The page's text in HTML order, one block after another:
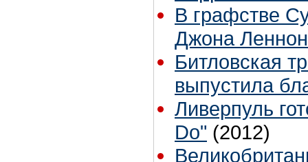
В графстве
Джона
Битловская
выпустила
Ливерпуль
Do" (2012)